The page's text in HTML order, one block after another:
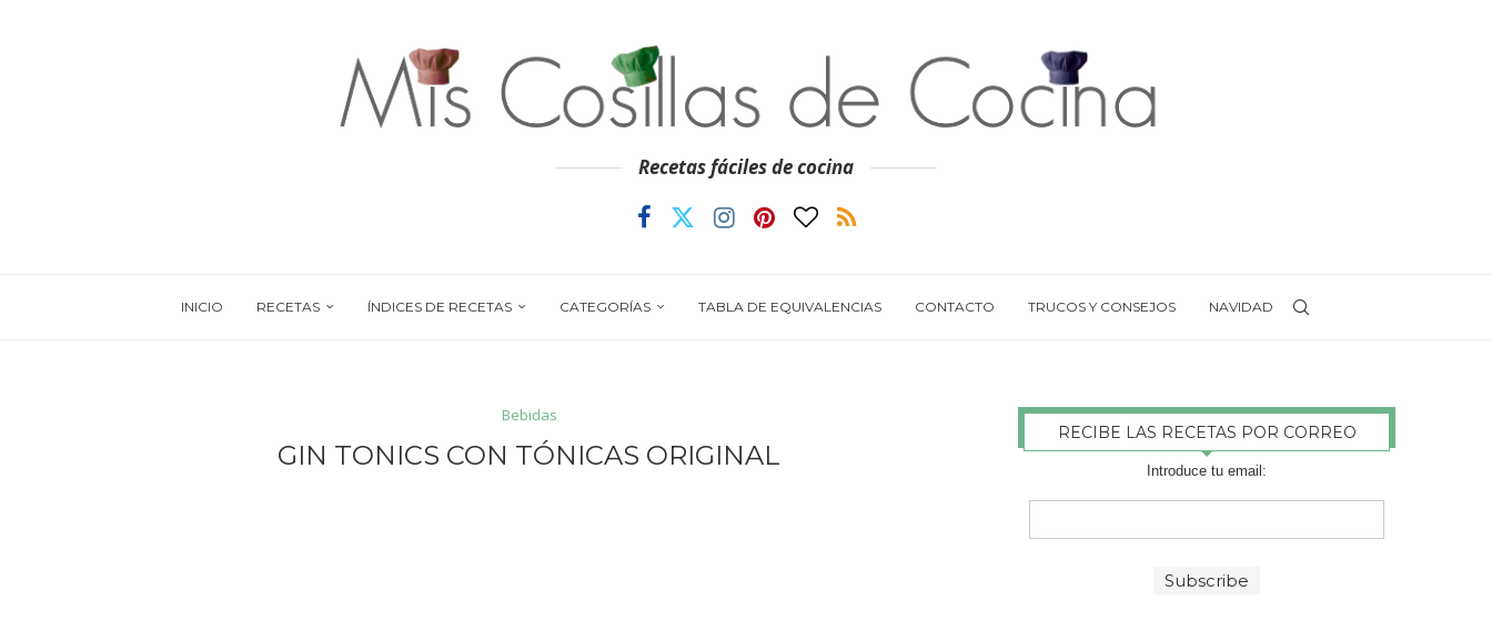
Recetas fáciles de cocina
INICIO RECETAS ÍNDICES DE RECETAS CATEGORÍAS TABLA DE EQUIVALENCIAS CONTACTO TRUCOS Y CONSEJOS NAVIDAD
Bebidas
GIN TONICS CON TÓNICAS ORIGINAL
RECIBE LAS RECETAS POR CORREO
Introduce tu email: